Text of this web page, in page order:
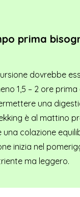
prima
dovrebbe
1,5 – 2 ore prima
una
è al mattino
colazione
inizia nel
ma leggero.